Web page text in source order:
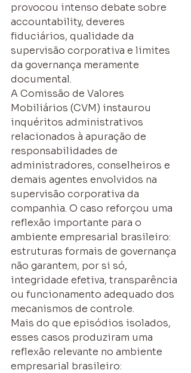
provocou intenso debate sobre
accountability, deveres
fiduciários, qualidade da
supervisão corporativa e limites
da governança meramente
documental.
A Comissão de Valores
Mobiliários (CVM) instaurou
inquéritos administrativos
relacionados à apuração de
responsabilidades de
administradores, conselheiros e
demais agentes envolvidos na
supervisão corporativa da
companhia. O caso reforçou uma
reflexão importante para o
ambiente empresarial brasileiro:
estruturas formais de governança
não garantem, por si só,
integridade efetiva, transparência
ou funcionamento adequado dos
mecanismos de controle.
Mais do que episódios isolados,
esses casos produziram uma
reflexão relevante no ambiente
empresarial brasileiro: